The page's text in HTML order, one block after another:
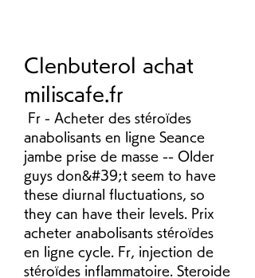
Clenbuterol achat
miliscafe.fr
anabolisants en ligne Seance
jambe prise de masse -- Older
guys don&#39;t seem to have
these diurnal fluctuations, so
they can have their levels. Prix
acheter anabolisants stéroïdes
en ligne cycle. Fr, injection de
stéroïdes inflammatoire. Steroide